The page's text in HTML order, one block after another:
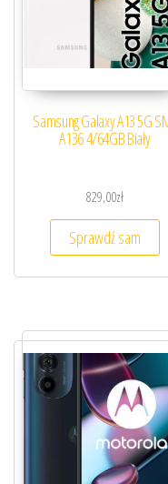
Samsung Galaxy A13 5G
A136 4/64GB Biały
829,00zł
Sprawdź sam